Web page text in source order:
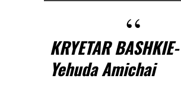
KRYETAR BASHKIE-
Yehuda Amichai